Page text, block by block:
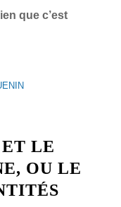
que c’est
LE
OU LE